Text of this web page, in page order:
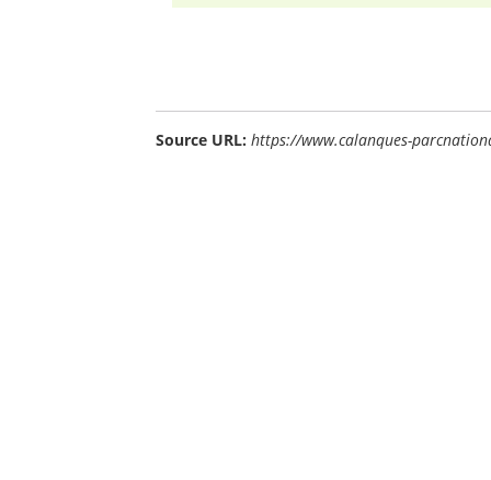
Source URL: https://www.calanques-